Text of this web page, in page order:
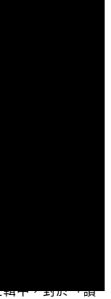
引用正覺同修
中，對於「讀